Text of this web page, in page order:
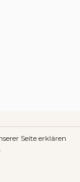
3.1.29
Seite erklären